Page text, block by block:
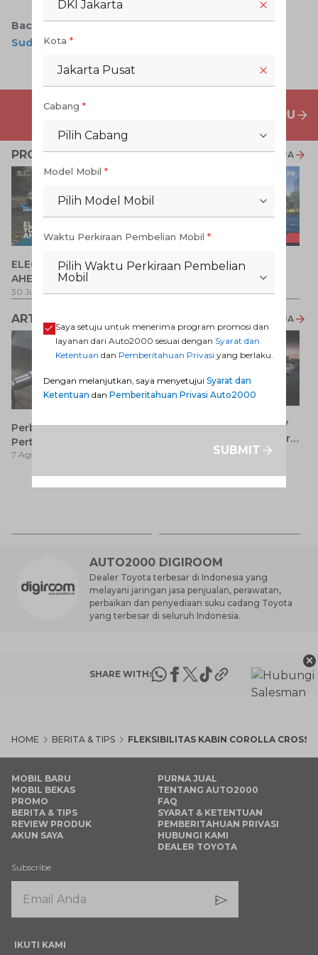
Baca Juga:
Sudah Dimiliki Toyota Corolla Cross
PENAWARAN MOBIL BARU
PROMO TERKAIT LIHAT SEMUA
ELECTRIFY YOUR PATH
AHEAD
30 Jul 2026-31 Ags 2026
Promo Veloz HEV
1 Jul 2026-31 Ags 2026
ARTIKEL LAINNYA LIHAT SEMUA
Perbedaan Pertamax dan
Pertalite: Mana yang Lebih
Baik untuk Mobil Toyota
7 Ags 2026
7 Keunggulan Mobil SUV
Dibanding MPV yang Perlu
Anda Ketahui
AUTO2000 DIGIROOM
Dealer Toyota terbesar di Indonesia yang
melayani jaringan jasa penjualan, perawatan,
perbaikan dan penyediaan suku cadang Toyota
yang terbesar di seluruh Indonesia.
SHARE WITH:
HOME BERITA & TIPS FLEKSIBILITAS KABIN COROLLA CROSS
×
MOBIL BARU
MOBIL BEKAS
PROMO
BERITA & TIPS
REVIEW PRODUK
AKUN SAYA
PURNA JUAL
TENTANG AUTO2000
FAQ
SYARAT & KETENTUAN
PEMBERITAHUAN PRIVASI
HUBUNGI KAMI
DEALER TOYOTA
Subscribe
IKUTI KAMI
DKI Jakarta
Kota *
Jakarta Pusat
Cabang *
Pilih Cabang
Model Mobil *
Pilih Model Mobil
Waktu Perkiraan Pembelian Mobil *
Pilih Waktu Perkiraan Pembelian
Mobil
Saya setuju untuk menerima program promosi dan
layanan dari Auto2000 sesuai dengan Syarat dan
Ketentuan dan Pemberitahuan Privasi yang berlaku.
Dengan melanjutkan, saya menyetujui Syarat dan
Ketentuan dan Pemberitahuan Privasi Auto2000
SUBMIT